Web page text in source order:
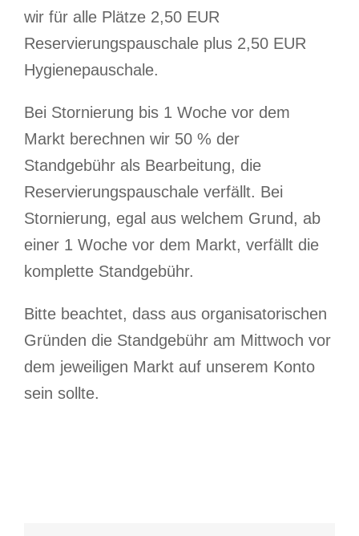
wir für alle Plätze 2,50 EUR
Reservierungspauschale plus 2,50 EUR
Hygienepauschale.
Bei Stornierung bis 1 Woche vor dem
Markt berechnen wir 50 % der
Standgebühr als Bearbeitung, die
Reservierungspauschale verfällt. Bei
Stornierung, egal aus welchem Grund, ab
einer 1 Woche vor dem Markt, verfällt die
komplette Standgebühr.
Bitte beachtet, dass aus organisatorischen
Gründen die Standgebühr am Mittwoch vor
dem jeweiligen Markt auf unserem Konto
sein sollte.